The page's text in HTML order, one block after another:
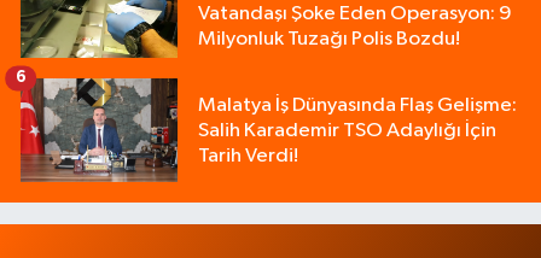
Vatandaşı Şoke Eden Operasyon: 9
Milyonluk Tuzağı Polis Bozdu!
Malatya İş Dünyasında Flaş Gelişme:
Salih Karademir TSO Adaylığı İçin
Tarih Verdi!
6